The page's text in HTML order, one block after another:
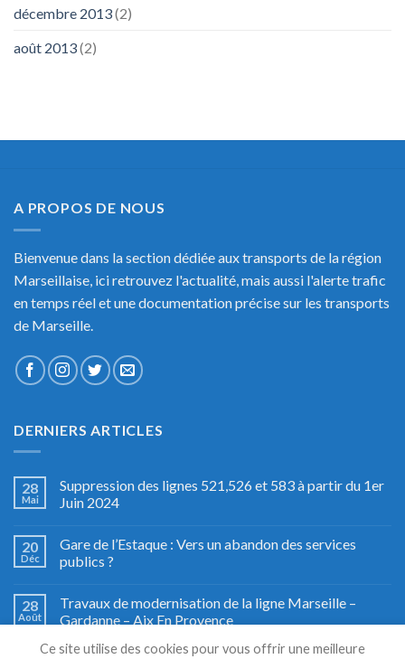
décembre 2013(2)
août 2013(2)
A PROPOS DE NOUS
Bienvenue dans la section dédiée aux transports de la région
Marseillaise, ici retrouvez l'actualité, mais aussi l'alerte trafic
en temps réel et une documentation précise sur les transports
de Marseille.
DERNIERS ARTICLES
28
Mai
Suppression des lignes 521,526 et 583 à partir du 1er
Juin 2024
20
Déc
Gare de l’Estaque : Vers un abandon des services
publics ?
28
Août
Travaux de modernisation de la ligne Marseille –
Gardanne – Aix En Provence
Ce site utilise des cookies pour vous offrir une meilleure